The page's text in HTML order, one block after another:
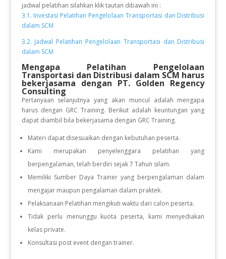
jadwal pelatihan silahkan klik tautan dibawah ini :
3.1. Investasi Pelatihan Pengelolaan Transportasi dan Distribusi
dalam SCM
3.2. Jadwal Pelatihan Pengelolaan Transportasi dan Distribusi
dalam SCM
Mengapa Pelatihan Pengelolaan
Transportasi dan Distribusi dalam SCM harus
bekerjasama dengan PT. Golden Regency
Consulting
Pertanyaan selanjutnya yang akan muncul adalah mengapa
harus dengan GRC Training. Berikut adalah keuntungan yang
dapat diambil bila bekerjasama dengan GRC Training.
Materi dapat disesuaikan dengan kebutuhan peserta.
Kami merupakan penyelenggara pelatihan yang
berpengalaman, telah berdiri sejak 7 Tahun silam.
Memiliki Sumber Daya Trainer yang berpengalaman dalam
mengajar maupun pengalaman dalam praktek.
Pelaksanaan Pelatihan mengikuti waktu dari calon peserta.
Tidak perlu menunggu kuota peserta, kami menyediakan
kelas private.
Konsultasi post event dengan trainer.